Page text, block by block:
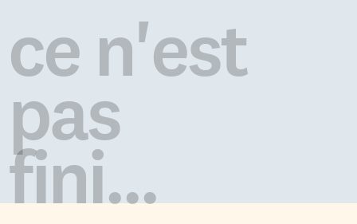
ce n'est
pas
fini...